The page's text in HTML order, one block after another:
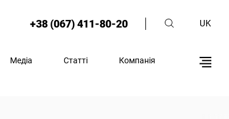
+38 (067) 411-80-20 UK
Медіа Статті Компанія